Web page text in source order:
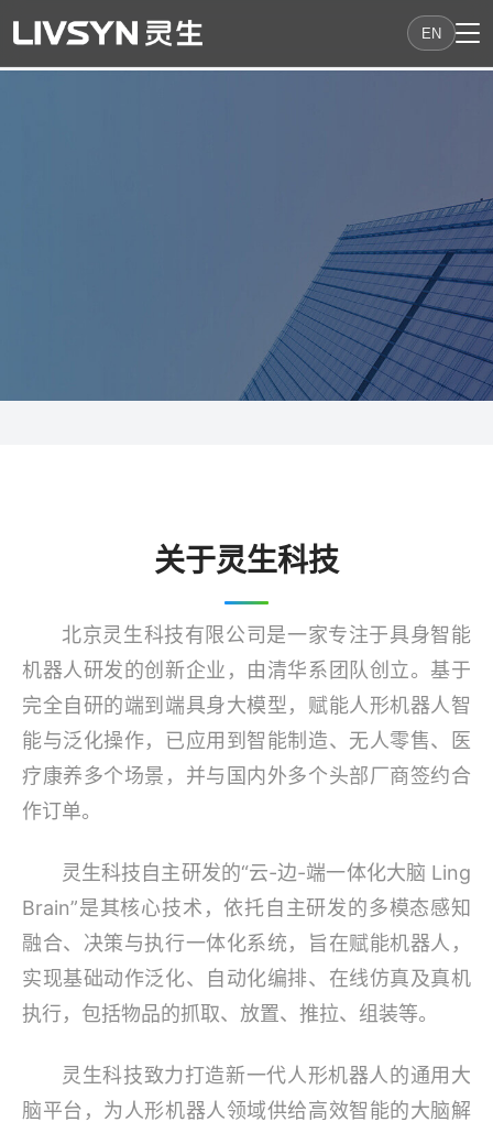
EN
关于灵生科技
北京灵生科技有限公司是一家专注于具身智能
机器人研发的创新企业，由清华系团队创立。基于
完全自研的端到端具身大模型，赋能人形机器人智
能与泛化操作，已应用到智能制造、无人零售、医
疗康养多个场景，并与国内外多个头部厂商签约合
作订单。
灵生科技自主研发的“云-边-端一体化大脑 Ling
Brain”是其核心技术，依托自主研发的多模态感知
融合、决策与执行一体化系统，旨在赋能机器人，
实现基础动作泛化、自动化编排、在线仿真及真机
执行，包括物品的抓取、放置、推拉、组装等。
灵生科技致力打造新一代人形机器人的通用大
脑平台，为人形机器人领域供给高效智能的大脑解